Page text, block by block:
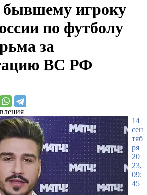
бывшему игроку
по футболу
за
ВС РФ
14
сен
тяб
ря
20
23,
09:
45